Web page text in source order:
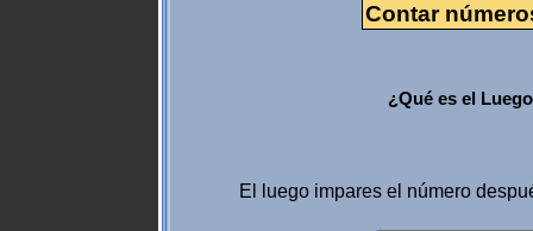
Contar
¿Qué es el
El luego impares el número